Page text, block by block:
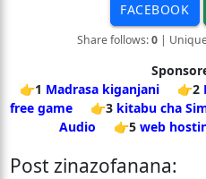
FACEBOOK
Share follows:0| Unique
👉1 Madrasa kiganjani 👉2
free game
👉3 kitabu cha
Audio
👉5 web
Post zinazofanana: